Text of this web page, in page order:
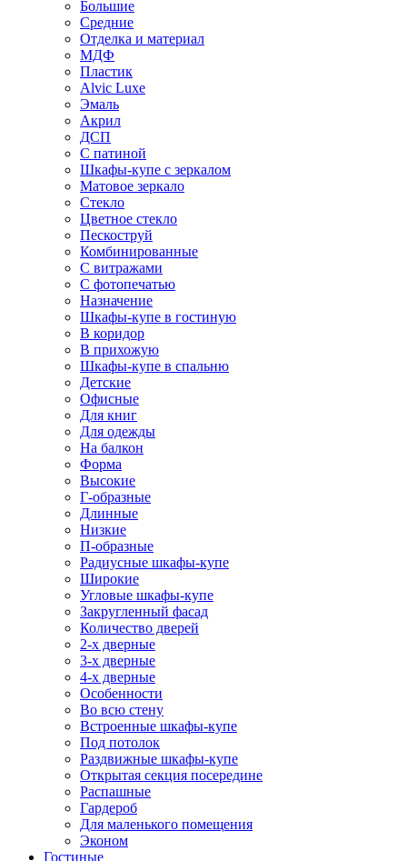
Большие
Средние
Отделка и материал
МДФ
Пластик
Alvic Luxe
Эмаль
Акрил
ДСП
С патиной
Шкафы-купе с зеркалом
Матовое зеркало
Стекло
Цветное стекло
Пескоструй
Комбинированные
С витражами
С фотопечатью
Назначение
Шкафы-купе в гостиную
В коридор
В прихожую
Шкафы-купе в спальню
Детские
Офисные
Для книг
Для одежды
На балкон
Форма
Высокие
Г-образные
Длинные
Низкие
П-образные
Радиусные шкафы-купе
Широкие
Угловые шкафы-купе
Закругленный фасад
Количество дверей
2-х дверные
3-х дверные
4-х дверные
Особенности
Во всю стену
Встроенные шкафы-купе
Под потолок
Раздвижные шкафы-купе
Открытая секция посередине
Распашные
Гардероб
Для маленького помещения
Эконом
Гостиные